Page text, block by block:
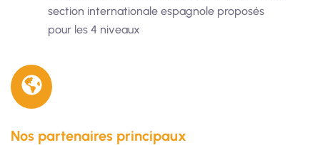
section internationale espagnole proposés
pour les 4 niveaux
Nos partenaires principaux